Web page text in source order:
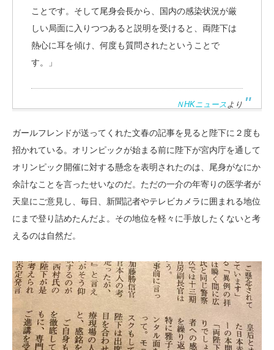
ことです。そして尾身会長から、国内の感染状況が厳
しい局面に入りつつあると説明を受けると、両陛下は
熱心に耳を傾け、何度も質問されたということで
す。」
ＮHKニュースより
ガールフレンドが送ってくれた文春の記事を見ると陛下に２度も
招かれている。オリンピックが始まる前に陛下が宮内庁を通して
オリンピック開催に対する懸念を表明されたのは、尾身がなにか
余計なことを言ったせいなのだ。ただの一介の年寄りの医学者が
天皇にご意見し、毎日、新聞記者やテレビカメラに囲まれる地位
にまで登り詰めたんだよ。その地位を軽々に手放したくないと考
えるのは自然だ。